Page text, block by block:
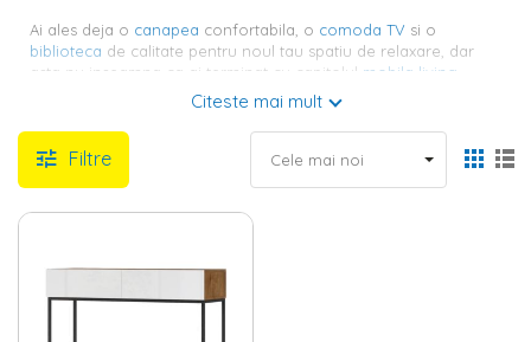
Ai ales deja o canapea confortabila, o comoda TV si o
biblioteca de calitate pentru noul tau spatiu de relaxare, dar
asta nu inseamna ca ai terminat cu capitolul mobila living
Pentru ca decorul sa fie complet si pentru ca livingul tau sa fie
cu un aspect inedit, corpuri de iluminat de calitate si cateva
rafturi si etajere pentru depozitare si decor. La Homelux te
asteapta o gama variata de etajere, rafturi si console pentru
decora in mod inedit livingul
Citeste mai mult
Filtre